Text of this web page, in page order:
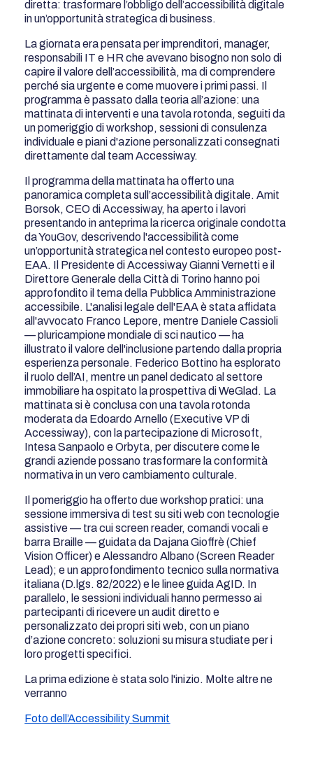
diretta: trasformare l’obbligo dell’accessibilità digitale
in un’opportunità strategica di business.
La giornata era pensata per imprenditori, manager,
responsabili IT e HR che avevano bisogno non solo di
capire il valore dell’accessibilità, ma di comprendere
perché sia urgente e come muovere i primi passi. Il
programma è passato dalla teoria all’azione: una
mattinata di interventi e una tavola rotonda, seguiti da
un pomeriggio di workshop, sessioni di consulenza
individuale e piani d'azione personalizzati consegnati
direttamente dal team Accessiway.
Il programma della mattinata ha offerto una
panoramica completa sull’accessibilità digitale. Amit
Borsok, CEO di Accessiway, ha aperto i lavori
presentando in anteprima la ricerca originale condotta
da YouGov, descrivendo l'accessibilità come
un’opportunità strategica nel contesto europeo post-
EAA. Il Presidente di Accessiway Gianni Vernetti e il
Direttore Generale della Città di Torino hanno poi
approfondito il tema della Pubblica Amministrazione
accessibile. L'analisi legale dell'EAA è stata affidata
all'avvocato Franco Lepore, mentre Daniele Cassioli
— pluricampione mondiale di sci nautico — ha
illustrato il valore dell'inclusione partendo dalla propria
esperienza personale. Federico Bottino ha esplorato
il ruolo dell’AI, mentre un panel dedicato al settore
immobiliare ha ospitato la prospettiva di WeGlad. La
mattinata si è conclusa con una tavola rotonda
moderata da Edoardo Arnello (Executive VP di
Accessiway), con la partecipazione di Microsoft,
Intesa Sanpaolo e Orbyta, per discutere come le
grandi aziende possano trasformare la conformità
normativa in un vero cambiamento culturale.
Il pomeriggio ha offerto due workshop pratici: una
sessione immersiva di test su siti web con tecnologie
assistive — tra cui screen reader, comandi vocali e
barra Braille — guidata da Dajana Gioffrè (Chief
Vision Officer) e Alessandro Albano (Screen Reader
Lead); e un approfondimento tecnico sulla normativa
italiana (D.lgs. 82/2022) e le linee guida AgID. In
parallelo, le sessioni individuali hanno permesso ai
partecipanti di ricevere un audit diretto e
personalizzato dei propri siti web, con un piano
d’azione concreto: soluzioni su misura studiate per i
loro progetti specifici.
La prima edizione è stata solo l'inizio. Molte altre ne
verranno
Foto dell’Accessibility Summit